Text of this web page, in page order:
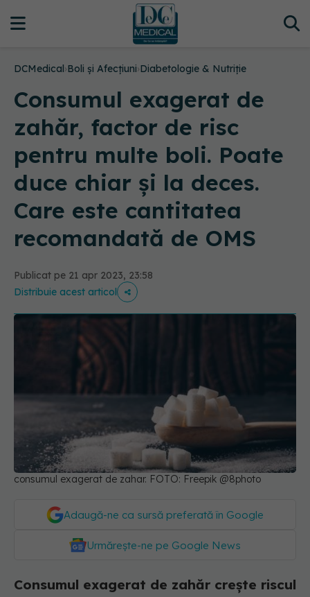
DCMedical›Boli și Afecțiuni›Diabetologie & Nutriție
Consumul exagerat de
zahăr, factor de risc
pentru multe boli. Poate
duce chiar și la deces.
Care este cantitatea
recomandată de OMS
Publicat pe 21 apr 2023, 23:58
Distribuie acest articol
consumul exagerat de zahar. FOTO: Freepik @8photo
Adaugă-ne ca sursă preferată în Google
Urmărește-ne pe Google News
Consumul exagerat de zahăr crește riscul